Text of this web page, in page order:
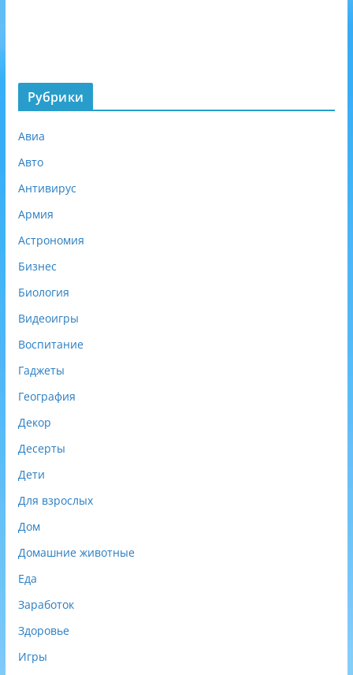
Рубрики
Авиа
Авто
Антивирус
Армия
Астрономия
Бизнес
Биология
Видеоигры
Воспитание
Гаджеты
География
Декор
Десерты
Дети
Для взрослых
Дом
Домашние животные
Еда
Заработок
Здоровье
Игры